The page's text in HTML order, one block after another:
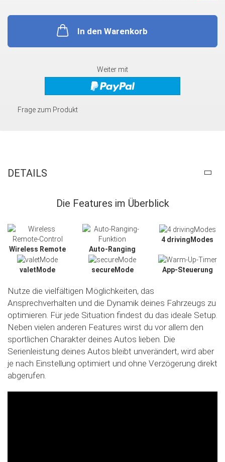
In den Warenkorb
Weiter mit
Frage zum Produkt
DETAILS
Die Features im Überblick
Wireless Remote Auto-Ranging
4 drivingModes
valetMode secureMode App-Steuerung
Nutze die vielfältigen Möglichkeiten, das
Ansprechverhalten und die Dynamik deines Fahrzeugs zu
optimieren. Für jede Situation findest du das ideale Setup.
Neben vielen anderen Features wirst du vor allem den
sportlichen Charakter deines Autos lieben. Die
Serienleistung deines Autos bleibt unverändert, wird aber
je nach Einstellung optimiert und ohne Verzögerung direkt
abgerufen.
Slide02